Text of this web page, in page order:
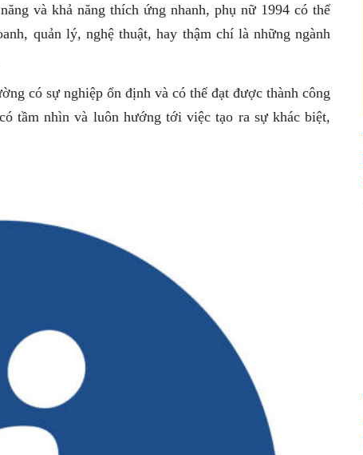
và khả năng thích ứng nhanh, phụ nữ 1994 có thể
quản lý, nghệ thuật, hay thậm chí là những ngành
có sự nghiệp ổn định và có thể đạt được thành công
tầm nhìn và luôn hướng tới việc tạo ra sự khác biệt,